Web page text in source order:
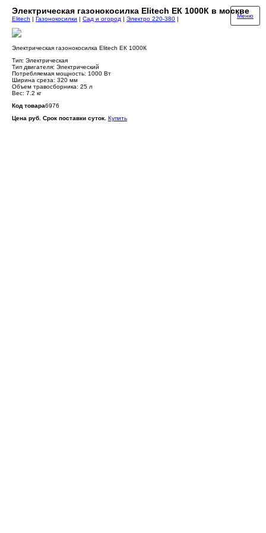
Электрическая газонокосилка Elitech ЕК 1000К в москве
Меню
Elitech | Газонокосилки | Сад и огород | Электро 220-380 |
Электрическая газонокосилка Elitech ЕК 1000К
Тип: Электрическая
Тип двигателя: Электрический
Потребляемая мощность: 1000 Вт
Ширина среза: 320 мм
Объем травосборника: 25 л
Вес: 7.2 кг
Код товара6976
Цена руб. Срок поставки суток. Купить